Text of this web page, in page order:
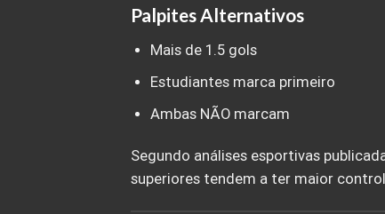
Palpites Alternativos
Mais de 1.5 gols
Estudiantes marca primeiro
Ambas NÃO marcam
Segundo análises esportivas
superiores tendem a ter maior